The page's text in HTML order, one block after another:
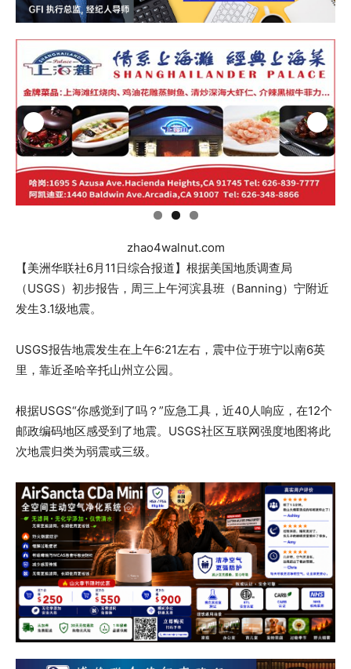
zhao4walnut.com
【美洲华联社6月11日综合报道】根据美国地质调查局
（USGS）初步报告，周三上午河滨县班（Banning）宁附近
发生3.1级地震。
USGS报告地震发生在上午6:21左右，震中位于班宁以南6英
里，靠近圣哈辛托山州立公园。
根据USGS“你感觉到了吗？”应急工具，近40人响应，在12个
邮政编码地区感受到了地震。USGS社区互联网强度地图将此
次地震归类为弱震或三级。